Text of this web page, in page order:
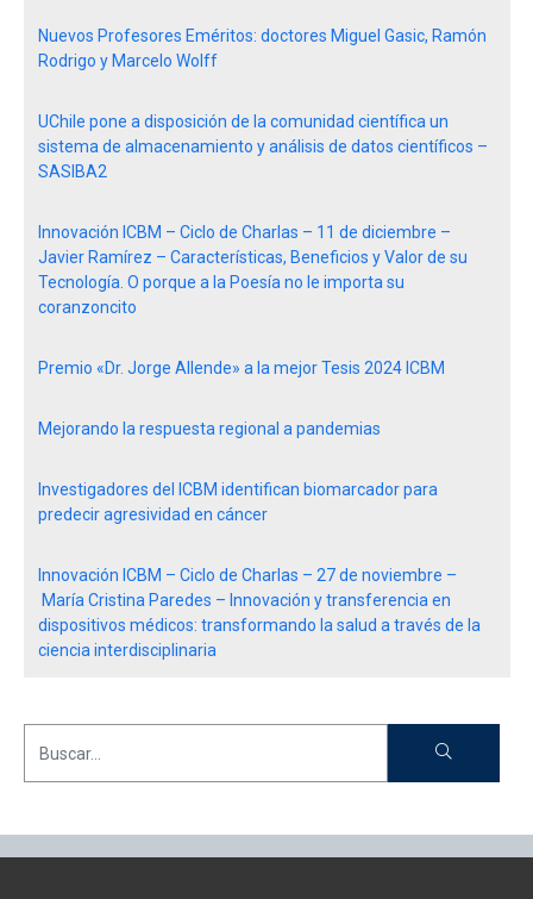
Nuevos Profesores Eméritos: doctores Miguel Gasic, Ramón
Rodrigo y Marcelo Wolff
UChile pone a disposición de la comunidad científica un
sistema de almacenamiento y análisis de datos científicos –
SASIBA2
Innovación ICBM – Ciclo de Charlas – 11 de diciembre –
Javier Ramírez – Características, Beneficios y Valor de su
Tecnología. O porque a la Poesía no le importa su
coranzoncito
Premio «Dr. Jorge Allende» a la mejor Tesis 2024 ICBM
Mejorando la respuesta regional a pandemias
Investigadores del ICBM identifican biomarcador para
predecir agresividad en cáncer
Innovación ICBM – Ciclo de Charlas – 27 de noviembre –
María Cristina Paredes – Innovación y transferencia en
dispositivos médicos: transformando la salud a través de la
ciencia interdisciplinaria